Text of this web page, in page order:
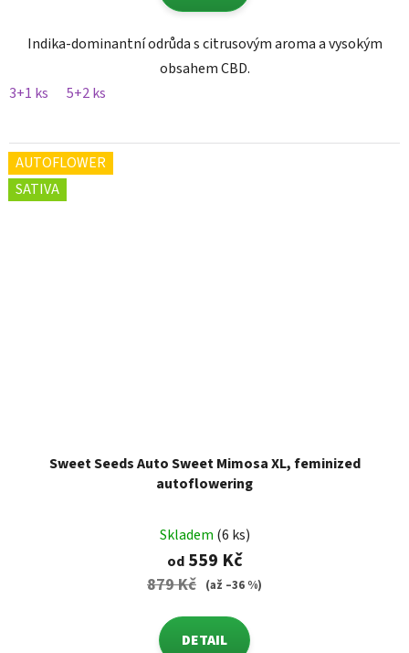
Indika-dominantní odrůda s citrusovým aroma a vysokým
obsahem CBD.
3+1 ks
5+2 ks
AUTOFLOWER
SATIVA
Sweet Seeds Auto Sweet Mimosa XL, feminized
autoflowering
Skladem (6 ks)
od559 Kč
879 Kč (až –36 %)
DETAIL